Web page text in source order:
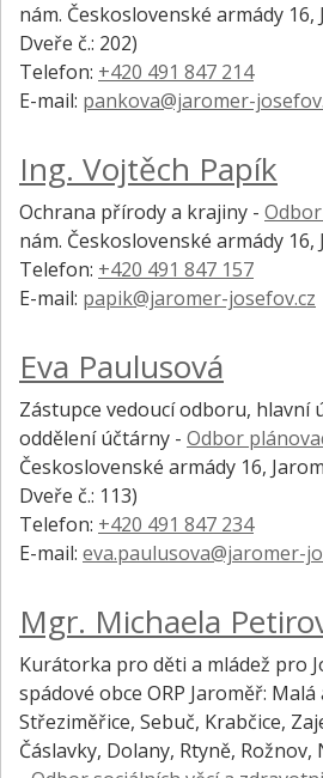
nám. Československé armády 16,
Dveře č.: 202)
Telefon: +420 491 847 214
E-mail: pankova@jaromer-
Ing. Vojtěch Papík
Ochrana přírody a krajiny -
nám. Československé armády 16,
Telefon: +420 491 847 157
E-mail: papik@jaromer-josefov.cz
Eva Paulusová
Zástupce vedoucí odboru, hlavní
oddělení účtárny - Odbor
Československé armády 16,
Dveře č.: 113)
Telefon: +420 491 847 234
E-mail: eva.paulusova@jaromer-
Mgr. Michaela
Kurátorka pro děti a mládež pro
spádové obce ORP Jaroměř:
Střeziměřice, Sebuč, Krabčice,
Čáslavky, Dolany, Rtyně,